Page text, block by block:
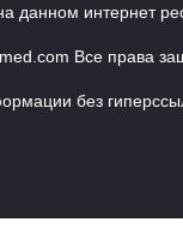
данном интернет
Все права
без